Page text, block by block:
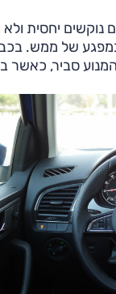
יחסית
של ממש.
כאשר במאה קמ"ש